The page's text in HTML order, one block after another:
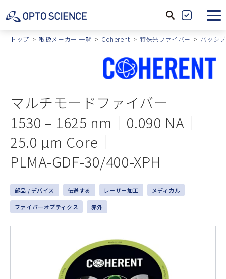
サ
内
検
製
品
込
トップ 取扱メーカー 一覧 Coherent 特殊光ファイバー パッシ
マルチモードファイバー
1530 – 1625 nm｜0.090 NA｜
25.0 µm Core｜
PLMA-GDF-30/400-XPH
部品 / デバイス 伝送する レーザー加工 メディカル
ファイバーオプティクス 赤外